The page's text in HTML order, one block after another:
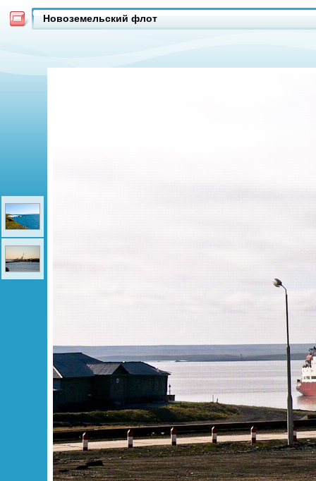
Новоземельский флот